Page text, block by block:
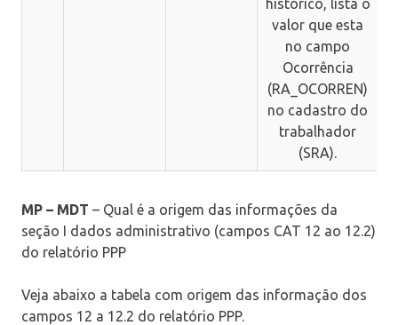
histórico, lista o
valor que esta
no campo
Ocorrência
(RA_OCORREN)
no cadastro do
trabalhador
(SRA).
MP – MDT – Qual é a origem das informações da
seção I dados administrativo (campos CAT 12 ao 12.2)
do relatório PPP
Veja abaixo a tabela com origem das informação dos
campos 12 a 12.2 do relatório PPP.